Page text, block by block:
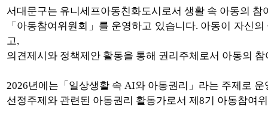
서대문구는 유니세프아동친화도시로서 생활 속 아동의 참
「아동참여위원회」를 운영하고 있습니다. 아동이 자신의
고,
의견제시와 정책제안 활동을 통해 권리주체로서 아동의
2026년에는「일상생활 속 AI와 아동권리」라는 주제로
선정주제와 관련된 아동권리 활동가로서 제8기 아동참여